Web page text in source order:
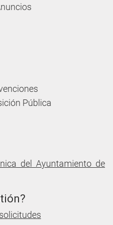
Pública
del Ayuntamiento de